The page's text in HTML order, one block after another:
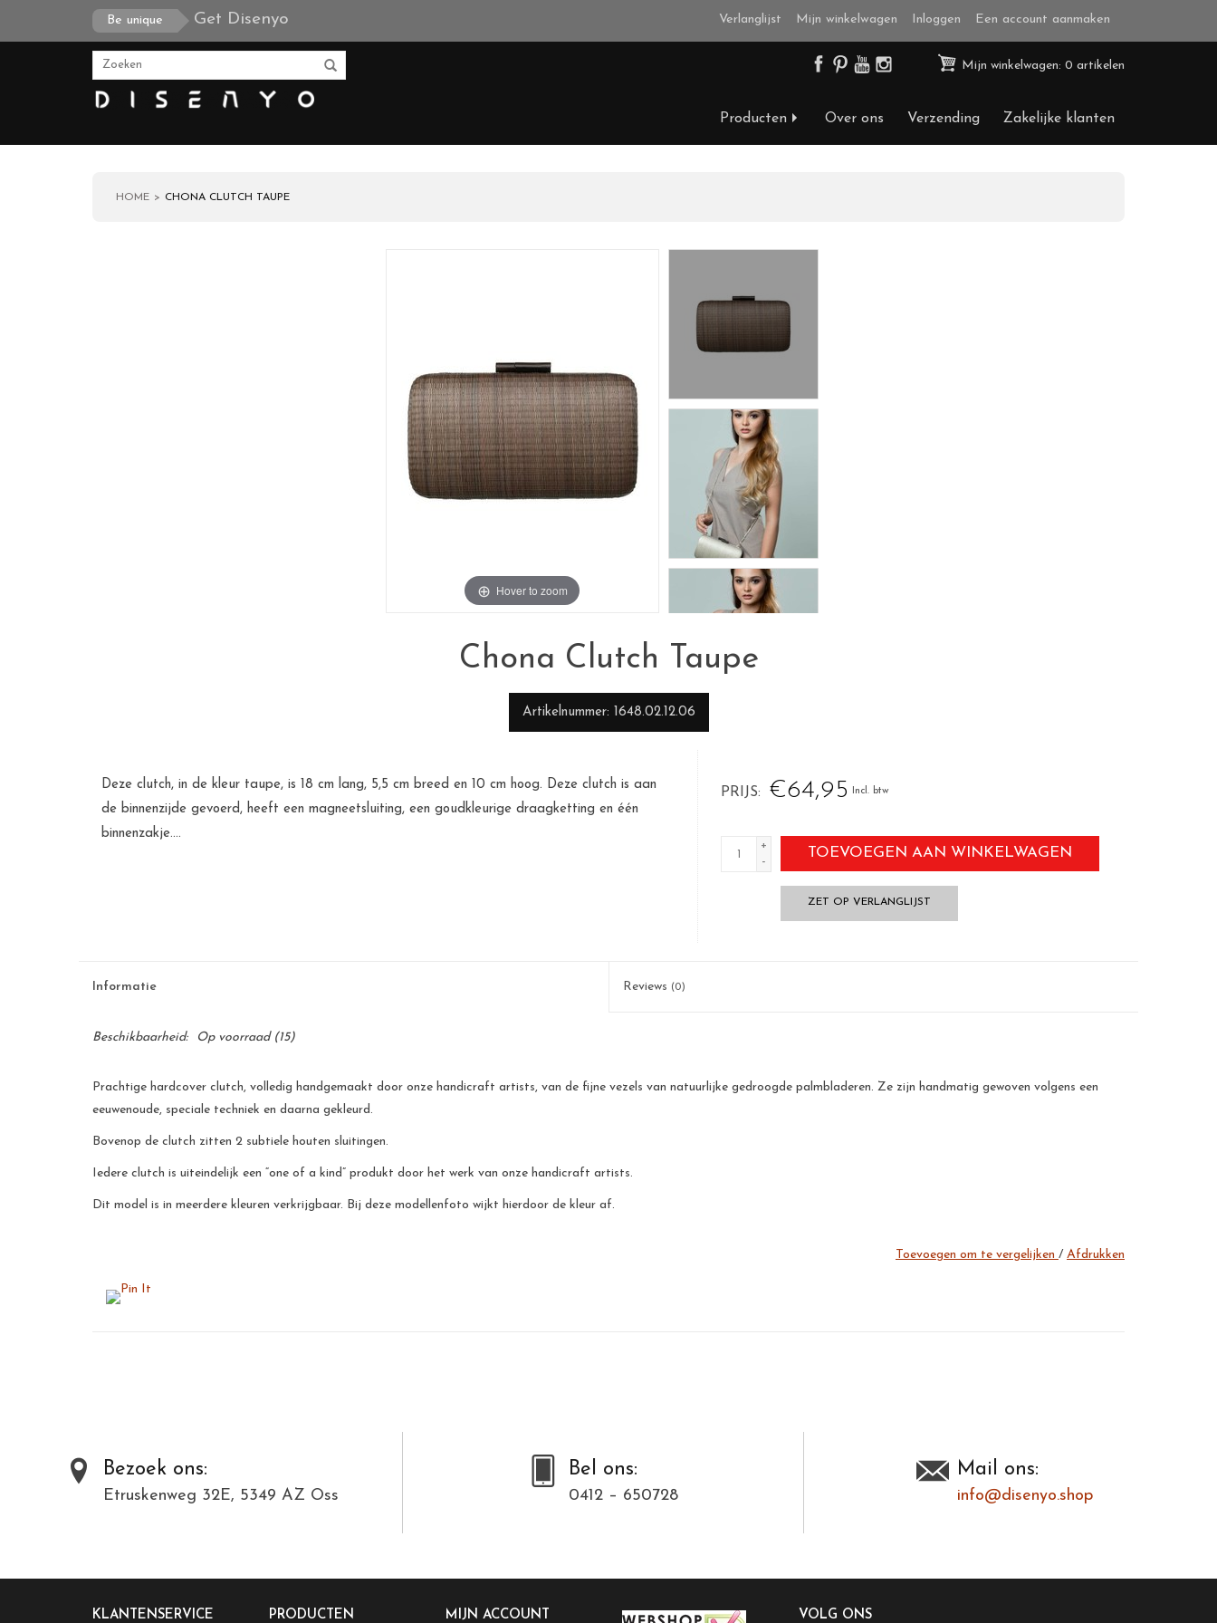
Be unique Get Disenyo Verlanglijst Mijn winkelwagen Inloggen Een account aanmaken
Mijn winkelwagen: 0 artikelen
Producten Over ons Verzending Zakelijke klanten
HOME CHONA CLUTCH TAUPE
Hover to zoom
Chona Clutch Taupe
Artikelnummer 1648.02.12.06
PRIJS €64,95 Incl. btw
+
-
TOEVOEGEN AAN WINKELWAGEN
ZET OP VERLANGLIJST
Deze clutch, in de kleur taupe, is 18 cm lang, 5,5 cm breed en 10 cm hoog. Deze clutch is aan
de binnenzijde gevoerd, heeft een magneetsluiting, een goudkleurige draagketting en één
binnenzakje....
Informatie Reviews (0)
Beschikbaarheid: Op voorraad(15)
Prachtige hardcover clutch, volledig handgemaakt door onze handicraft artists, van de fijne vezels van natuurlijke gedroogde palmbladeren. Ze zijn handmatig gewoven volgens een
eeuwenoude, speciale techniek en daarna gekleurd.
Bovenop de clutch zitten 2 subtiele houten sluitingen.
Iedere clutch is uiteindelijk een “one of a kind” produkt door het werk van onze handicraft artists.
Dit model is in meerdere kleuren verkrijgbaar. Bij deze modellenfoto wijkt hierdoor de kleur af.
Toevoegen om te vergelijken / Afdrukken
Bezoek ons:
Etruskenweg 32E, 5349 AZ Oss
Bel ons:
0412 – 650728
Mail ons:
info@disenyo.shop
KLANTENSERVICE PRODUCTEN MIJN ACCOUNT VOLG ONS